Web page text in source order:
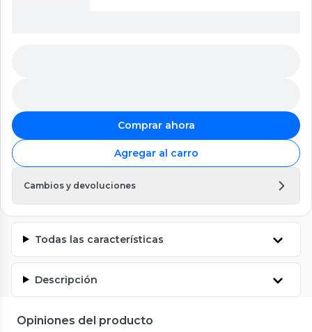
Comprar ahora
Agregar al carro
Cambios y devoluciones
Todas las características
Descripción
Opiniones del producto